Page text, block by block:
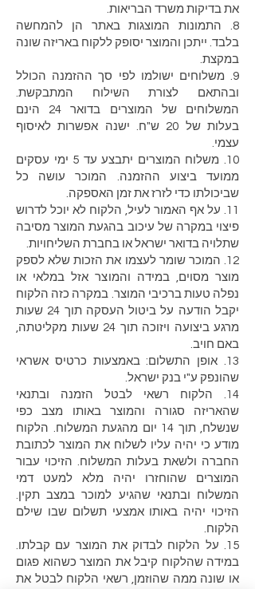
את בדיקות משרד הבריאות.
8. התמונות המוצגות באתר הן להמחשה
בלבד. ייתכן והמוצר יסופק ללקוח באריזה שונה
במקצת.
9. משלוחים ישולמו לפי סך ההזמנה הכולל
ובהתאם לצורת השילוח המתבקשת.
המשלוחים של המוצרים בדואר 24 הינם
בעלות של 20 ש"ח. ישנה אפשרות לאיסוף
עצמי.
10. משלוח המוצרים יתבצע עד 5 ימי עסקים
ממועד ביצוע ההזמנה. המוכר עושה כל
שביכולתו כדי לזרז את זמן האספקה.
11. על אף האמור לעיל, הלקוח לא יוכל לדרוש
פיצוי במקרה של עיכוב בהגעת המוצר מסיבה
שתלויה בדואר ישראל או בחברת השליחויות.
12. המוכר שומר לעצמו את הזכות שלא לספק
מוצר מסוים, במידה והמוצר אזל במלאי או
נפלה טעות ברכיבי המוצר. במקרה כזה הלקוח
יקבל הודעה על ביטול העסקה תוך 24 שעות
מרגע ביצועה ויזוכה תוך 24 שעות מקליטתה,
באם חויב.
13. אופן התשלום: באמצעות כרטיס אשראי
שהונפק ע"י בנק ישראל.
14. הלקוח רשאי לבטל הזמנה ובתנאי
שהאריזה סגורה והמוצר באותו מצב כפי
שנשלח, תוך 14 יום מהגעת המשלוח. הלקוח
מודע כי יהיה עליו לשלוח את המוצר לכתובת
החברה ולשאת בעלות המשלוח. הזיכוי עבור
המוצרים שהוחזרו יהיה מלא למעט דמי
המשלוח ובתנאי שהגיע למוכר במצב תקין.
הזיכוי יהיה באותו אמצעי תשלום שבו שילם
הלקוח.
15. על הלקוח לבדוק את המוצר עם קבלתו.
במידה שהלקוח קיבל את המוצר כשהוא פגום
או שונה ממה שהוזמן, רשאי הלקוח לבטל את